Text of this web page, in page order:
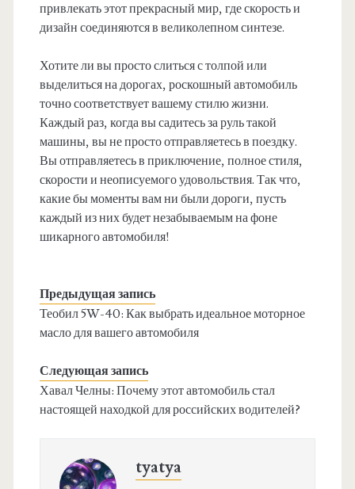
привлекать этот прекрасный мир, где скорость и
дизайн соединяются в великолепном синтезе.
Хотите ли вы просто слиться с толпой или
выделиться на дорогах, роскошный автомобиль
точно соответствует вашему стилю жизни.
Каждый раз, когда вы садитесь за руль такой
машины, вы не просто отправляетесь в поездку.
Вы отправляетесь в приключение, полное стиля,
скорости и неописуемого удовольствия. Так что,
какие бы моменты вам ни были дороги, пусть
каждый из них будет незабываемым на фоне
шикарного автомобиля!
Предыдущая запись
Теобил 5W-40: Как выбрать идеальное моторное
масло для вашего автомобиля
Следующая запись
Хавал Челны: Почему этот автомобиль стал
настоящей находкой для российских водителей?
tyatya